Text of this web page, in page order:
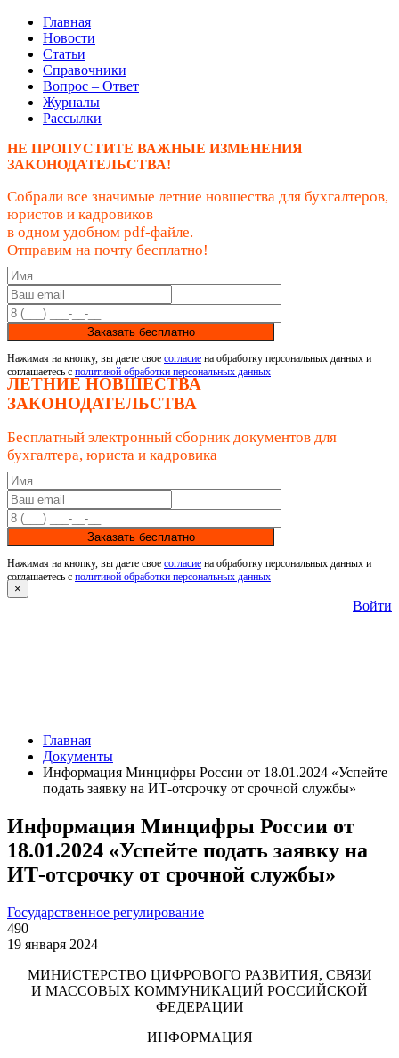
Главная
Новости
Статьи
Справочники
Вопрос – Ответ
Журналы
Рассылки
НЕ ПРОПУСТИТЕ ВАЖНЫЕ ИЗМЕНЕНИЯ
ЗАКОНОДАТЕЛЬСТВА!
Собрали все значимые летние новшества для бухгалтеров,
юристов и кадровиков
в одном удобном pdf-файле.
Отправим на почту бесплатно!
Заказать бесплатно
Нажимая на кнопку, вы даете свое согласие на обработку персональных данных и
соглашаетесь с политикой обработки персональных данных
ЛЕТНИЕ НОВШЕСТВА
ЗАКОНОДАТЕЛЬСТВА
Бесплатный электронный сборник документов для
бухгалтера, юриста и кадровика
Заказать бесплатно
Нажимая на кнопку, вы даете свое согласие на обработку персональных данных и
соглашаетесь с политикой обработки персональных данных
×
Войти
Главная
Документы
Информация Минцифры России от 18.01.2024 «Успейте
подать заявку на ИТ-отсрочку от срочной службы»
Информация Минцифры России от
18.01.2024 «Успейте подать заявку на
ИТ-отсрочку от срочной службы»
Государственное регулирование
490
19 января 2024
МИНИСТЕРСТВО ЦИФРОВОГО РАЗВИТИЯ, СВЯЗИ
И МАССОВЫХ КОММУНИКАЦИЙ РОССИЙСКОЙ
ФЕДЕРАЦИИ
ИНФОРМАЦИЯ